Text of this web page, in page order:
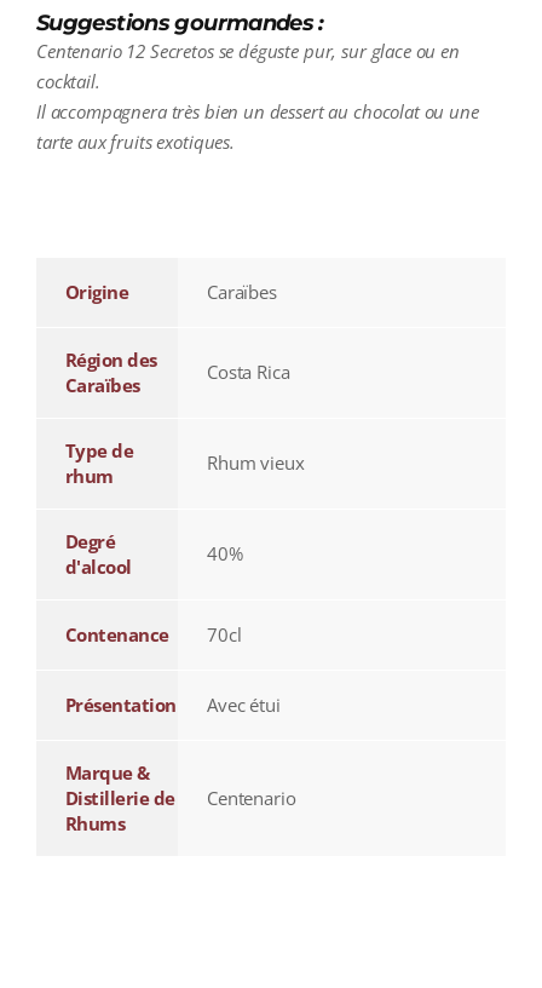
Suggestions gourmandes :
Centenario 12 Secretos se déguste pur, sur glace ou en
cocktail.
Il accompagnera très bien un dessert au chocolat ou une
tarte aux fruits exotiques.
Origine Caraïbes
Région des
Caraïbes
Costa Rica
Type de
rhum
Rhum vieux
Degré
d'alcool
40%
Contenance 70cl
Présentation Avec étui
Marque &
Distillerie de
Rhums
Centenario